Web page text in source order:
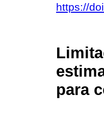
https://
para